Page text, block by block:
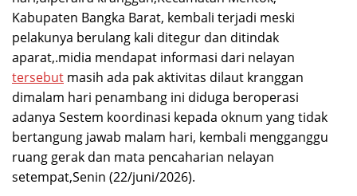
Kabupaten Bangka Barat, kembali terjadi meski
pelakunya berulang kali ditegur dan ditindak
aparat,.midia mendapat informasi dari nelayan
tersebut masih ada pak aktivitas dilaut kranggan
dimalam hari penambang ini diduga beroperasi
adanya Sestem koordinasi kepada oknum yang tidak
bertangung jawab malam hari, kembali mengganggu
ruang gerak dan mata pencaharian nelayan
setempat,Senin (22/juni/2026).